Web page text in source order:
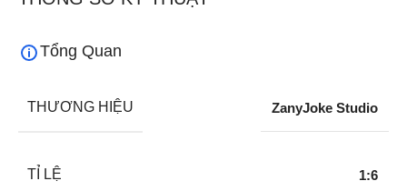
Tổng Quan
THƯƠNG HIỆU ZanyJoke Studio
TỈ LỆ 1:6